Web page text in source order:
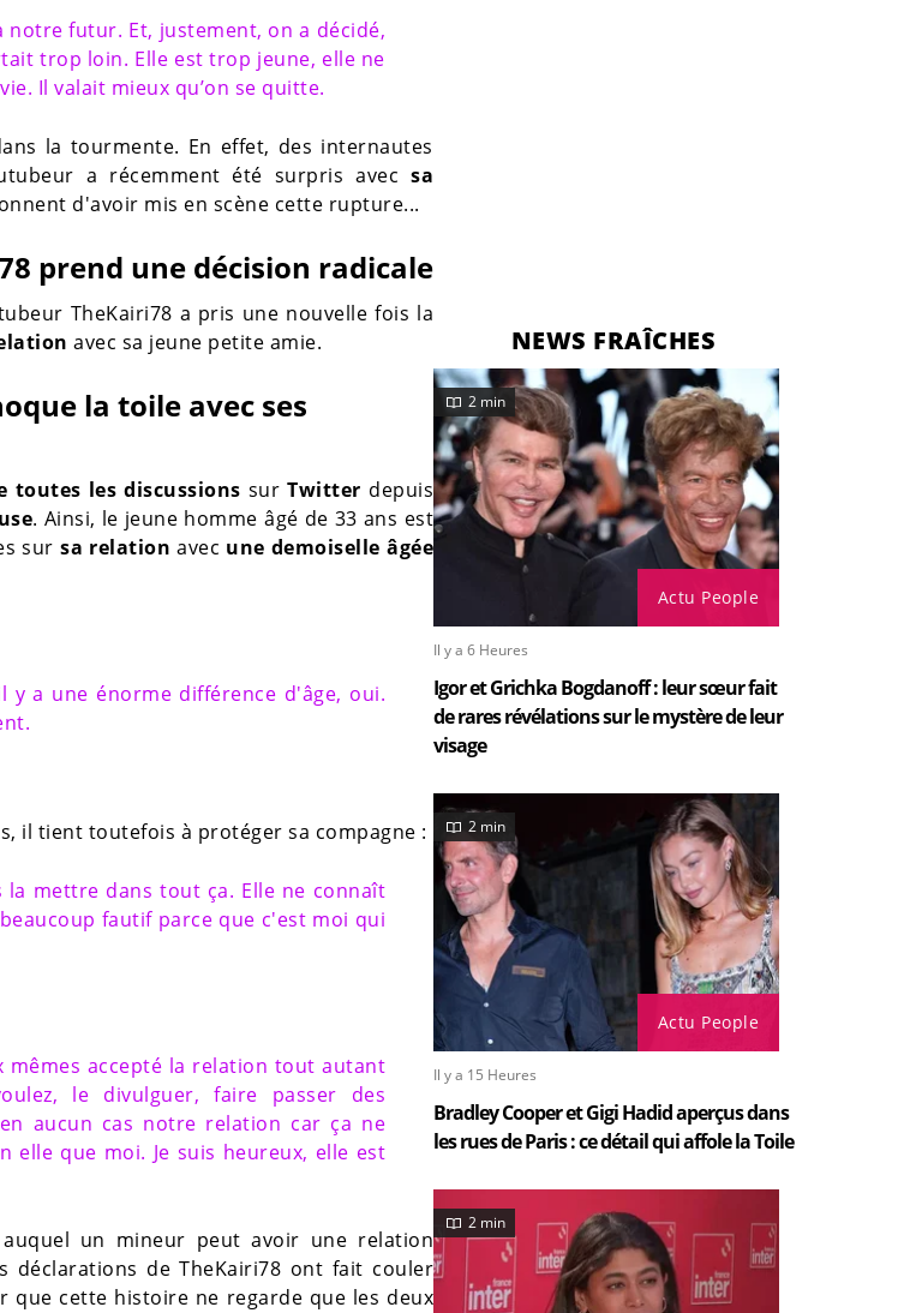
notre futur. Et, justement, on a décidé,
trop loin. Elle est trop jeune, elle ne
Il valait mieux qu’on se quitte.
la tourmente. En effet, des internautes
a récemment été surpris avec sa
d'avoir mis en scène cette rupture...
prend une décision radicale
TheKairi78 a pris une nouvelle fois la
avec sa jeune petite amie.
la toile avec ses
toutes les discussions surTwitter depuis
. Ainsi, le jeune homme âgé de 33 ans est
sursa relation avec une demoiselle âgée
y a une énorme différence d'âge, oui.
il tient toutefois à protéger sa compagne :
mettre dans tout ça. Elle ne connaît
fautif parce que c'est moi qui
accepté la relation tout autant
le divulguer, faire passer des
aucun cas notre relation car ça ne
que moi. Je suis heureux, elle est
auquel un mineur peut avoir une relation
déclarations de TheKairi78 ont fait couler
que cette histoire ne regarde que les deux
NEWS FRAÎCHES
Actu People
2 min
Il y a 6 Heures
Igor et Grichka Bogdanoff : leur sœur fait
de rares révélations sur le mystère de leur
visage
Actu People
2 min
Il y a 15 Heures
Bradley Cooper et Gigi Hadid aperçus dans
les rues de Paris : ce détail qui affole la Toile
2 min